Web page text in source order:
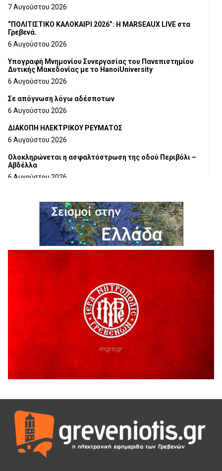
7 Αυγούστου 2026
“ΠΟΛΙΤΙΣΤΙΚΟ ΚΑΛΟΚΑΙΡΙ 2026”: Η MARSEAUX LIVE στα
Γρεβενά.
6 Αυγούστου 2026
Υπογραφή Μνημονίου Συνεργασίας του Πανεπιστημίου
Δυτικής Μακεδονίας με το HanoiUniversity
6 Αυγούστου 2026
Σε απόγνωση λόγω αδέσποτων
6 Αυγούστου 2026
ΔΙΑΚΟΠΗ ΗΛΕΚΤΡΙΚΟΥ ΡΕΥΜΑΤΟΣ
6 Αυγούστου 2026
Ολοκληρώνεται η ασφαλτόστρωση της οδού Περιβόλι –
Αβδέλλα
6 Αυγούστου 2026
5 Αυγούστου 2026
Ο ΑΝΔΡΕΑΣ ΑΣΛΑΝΙΔΗΣ ΣΥΝΕΧΙΖΕΙ ΣΤΟΝ ΠΡΩΤΕΑ
ΓΡΕΒΕΝΩΝ
5 Αυγούστου 2026
Ευχαριστήριο Εκπολιτιστικού Συλλόγου Ταξιάρχη προς κ.
Παρασχάκη Αθανάσιο
Διακοπή υδροδότησης του Α΄ κλάδου ύδρευσης
5 Αυγούστου 2026
Η Marseaux στα Γρεβενά για μια μοναδική συναυλία
Θερινό Σινεμά στο πλαίσιο του «Πολιτιστικού
Καλοκαιριού 2026» με την βραβευμένη ταινία «Μικρές
Ανάσες».
Γρεβενά: Συνελήφθη 18χρονος αλλοδαπός, για κλοπή
εξοπλισμού γυμναστηρίου
5 Αυγούστου 2026
ΑΗ ΛΑΟΣ | 5 Αυγούστου | Υπαίθριο Θέατρο “Καστράκι”,
Γρεβενά
5 Αυγούστου 2026